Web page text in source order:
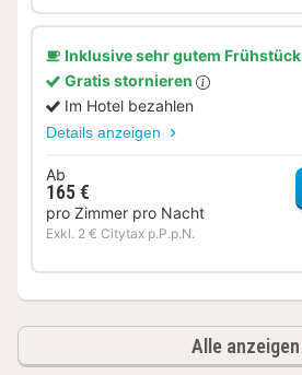
Inklusive sehr gutem Frühstück
Gratis stornieren
Im Hotel bezahlen
Details anzeigen
Ab
165 €
pro Zimmer pro Nacht
Exkl. 2 € Citytax p.P.p.N.
Alle anzeigen